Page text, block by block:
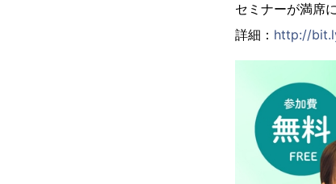
セミナーが満席
詳細： http://